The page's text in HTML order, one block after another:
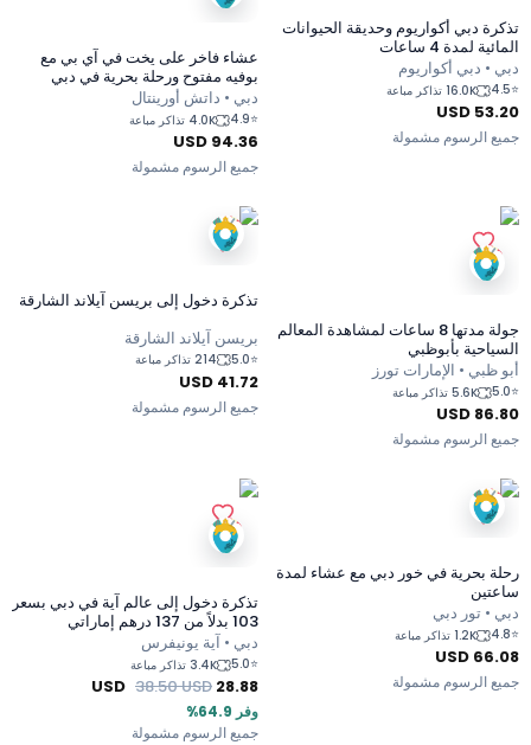
تذكرة دبي أكواريوم وحديقة الحيوانات
المائية لمدة 4 ساعات
دبي • دبي أكواريوم
⭐
4.5 16.0K تذاكر مباعة
53.20
USD
جميع الرسوم مشمولة
عشاء فاخر على يخت في آي بي مع
بوفيه مفتوح ورحلة بحرية في دبي
دبي • داتش أورينتال
⭐
4.9 4.0K تذاكر مباعة
94.36
USD
جميع الرسوم مشمولة
جولة مدتها 8 ساعات لمشاهدة المعالم
السياحية بأبوظبي
أبو ظبي • الإمارات تورز
⭐
5.0 5.6K تذاكر مباعة
86.80
USD
جميع الرسوم مشمولة
تذكرة دخول إلى بريسن آيلاند الشارقة
بريسن آيلاند الشارقة
⭐
5.0 214 تذاكر مباعة
41.72
USD
جميع الرسوم مشمولة
رحلة بحرية في خور دبي مع عشاء لمدة
ساعتين
دبي • تور دبي
⭐
4.8 1.2K تذاكر مباعة
66.08
USD
جميع الرسوم مشمولة
تذكرة دخول إلى عالم آية في دبي بسعر
103 بدلاً من 137 درهم إماراتي
دبي • آية يونيفرس
⭐
5.0 3.4K تذاكر مباعة
28.88
USD 38.50USD
جميع الرسوم مشمولة
وفر 64.9%